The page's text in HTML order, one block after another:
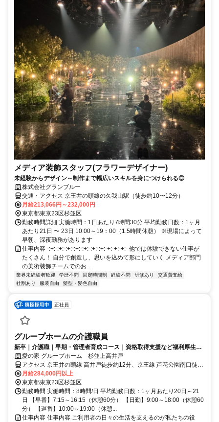
メディア装飾スタッフ(フラワーデザイナー)
未経験からデザイン～制作まで幅広いスキルを身につけられる◎
株式会社グランブルー
交通・アクセス 京王井の頭線の久我山駅（徒歩約10〜12分）
月給213,066円～232,000円
東京都東京23区杉並区
勤務時間詳細 実働時間：1日あたり7時間30分 平均勤務日数：1ヶ月
あたり21日 〜 23日 10:00～19：00（1.5時間休憩） ※現場によって
早朝、深夜勤務があります
仕事内容 -:+:-:+:-:+:-:+:-:+:-:+:-:+:-+:-+:-+:- 他では体験できない仕事が
たくさん！ 自分で創造し、思いを込めて形にしていく メディア部門
の美術装飾チームでのお...
業界未経験者歓迎 学歴不問 固定時間制 経験不問 研修あり
交通費支給
社割あり
服装自由 髪型・髪色自由
正社員
グループホームの介護職員
新卒｜介護職｜早期・管理者育成コース｜資格取得支援など福利厚生充
実◎愛の家 グループホーム 杉並上高井戸
アクセス 京王井の頭線 高井戸徒歩約12分、京王線 芦花公園南口徒歩
約13分、京王井の頭線 富士見ヶ丘南口徒歩約13分 京王井の頭線「高
井戸駅」下車 徒歩12分
月給284,000円以上
東京都東京23区杉並区
勤務時間 実働時間：8時間/日 平均勤務日数：1ヶ月あたり20日～21
日 【早番】7:15～16:15（休憩60分） 【日勤】9:00～18:00（休憩60
分） 【遅番】10:00～19:00（休憩...
仕事内容 仕事内容 ご利用者の日々の生活を支えるのが私たちの役